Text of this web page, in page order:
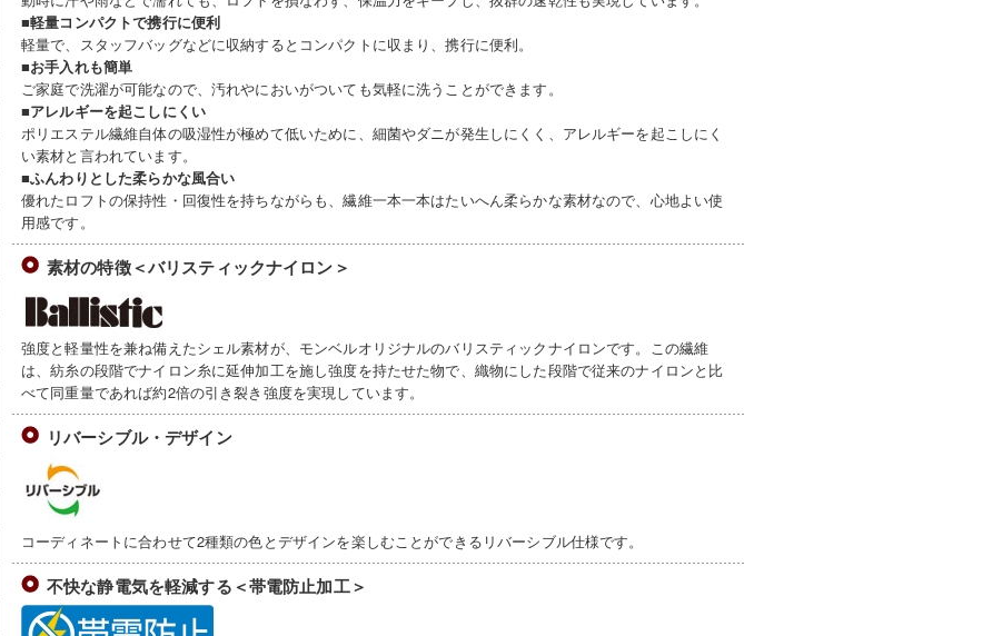
■軽量コンパクトで携行に便利
軽量で、スタッフバッグなどに収納するとコンパクトに収まり、携行に便利。
■お手入れも簡単
ご家庭で洗濯が可能なので、汚れやにおいがついても気軽に洗うことができます。
■アレルギーを起こしにくい
ポリエステル繊維自体の吸湿性が極めて低いために、細菌やダニが発生しにくく、アレルギーを起こしにく
い素材と言われています。
■ふんわりとした柔らかな風合い
優れたロフトの保持性・回復性を持ちながらも、繊維一本一本はたいへん柔らかな素材なので、心地よい使
用感です。
素材の特徴＜バリスティックナイロン＞
強度と軽量性を兼ね備えたシェル素材が、モンベルオリジナルのバリスティックナイロンです。この繊維
は、紡糸の段階でナイロン糸に延伸加工を施し強度を持たせた物で、織物にした段階で従来のナイロンと比
べて同重量であれば約2倍の引き裂き強度を実現しています。
リバーシブル・デザイン
コーディネートに合わせて2種類の色とデザインを楽しむことができるリバーシブル仕様です。
不快な静電気を軽減する＜帯電防止加工＞